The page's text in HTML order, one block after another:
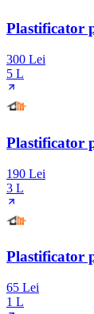
Plastificator
300 Lei
5 L
Plastificator
190 Lei
3 L
Plastificator
65 Lei
1 L